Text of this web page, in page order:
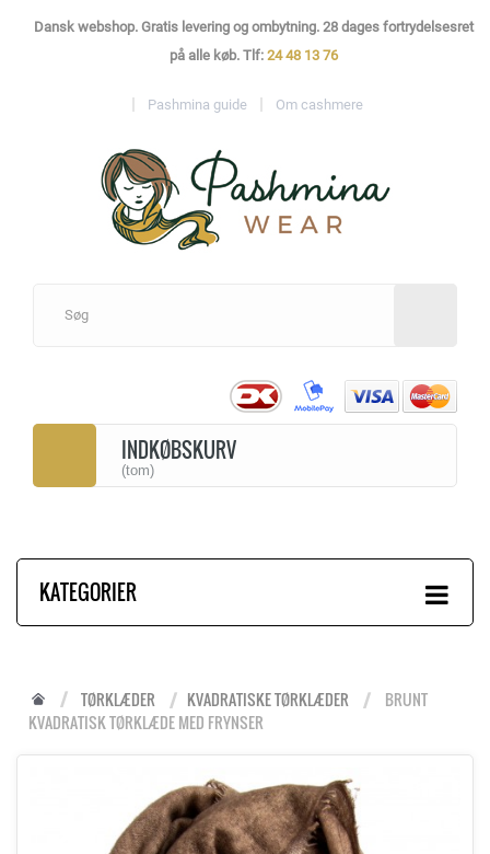
Dansk webshop. Gratis levering og ombytning. 28 dages fortrydelsesret
på alle køb. Tlf: 24 48 13 76
Pashmina guide Om cashmere
INDKØBSKURV
(tom)
KATEGORIER
TØRKLÆDER KVADRATISKE TØRKLÆDER
BRUNT
KVADRATISK TØRKLÆDE MED FRYNSER